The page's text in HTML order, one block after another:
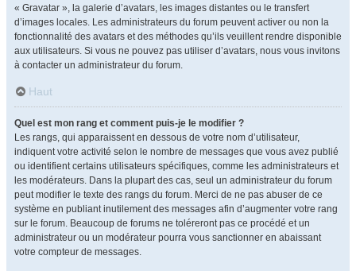
« Gravatar », la galerie d’avatars, les images distantes ou le transfert
d’images locales. Les administrateurs du forum peuvent activer ou non la
fonctionnalité des avatars et des méthodes qu’ils veuillent rendre disponible
aux utilisateurs. Si vous ne pouvez pas utiliser d’avatars, nous vous invitons
à contacter un administrateur du forum.
Haut
Quel est mon rang et comment puis-je le modifier ?
Les rangs, qui apparaissent en dessous de votre nom d’utilisateur,
indiquent votre activité selon le nombre de messages que vous avez publié
ou identifient certains utilisateurs spécifiques, comme les administrateurs et
les modérateurs. Dans la plupart des cas, seul un administrateur du forum
peut modifier le texte des rangs du forum. Merci de ne pas abuser de ce
système en publiant inutilement des messages afin d’augmenter votre rang
sur le forum. Beaucoup de forums ne toléreront pas ce procédé et un
administrateur ou un modérateur pourra vous sanctionner en abaissant
votre compteur de messages.